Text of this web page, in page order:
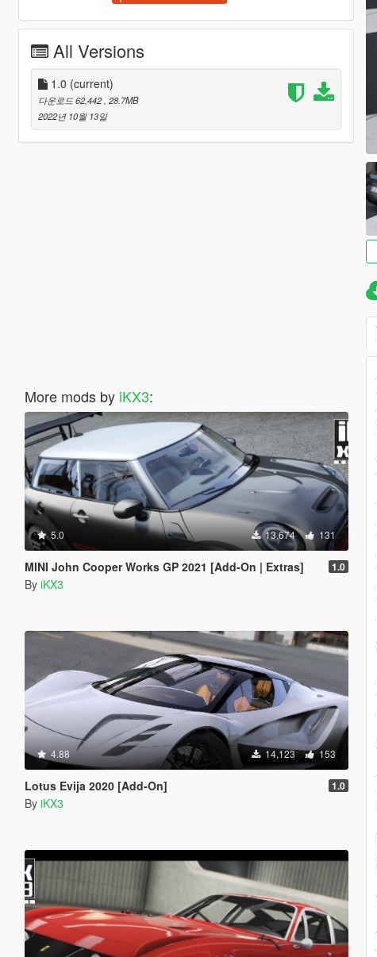
All Versions
1.0 (current)
다운로드 62,442 , 28.7MB
2022년 10월 13일
More mods by iKX3:
5.0 13,674 131
MINI John Cooper Works GP 2021 [Add-On | Extras] 1.0
By iKX3
4.88 14,123 153
Lotus Evija 2020 [Add-On] 1.0
By iKX3